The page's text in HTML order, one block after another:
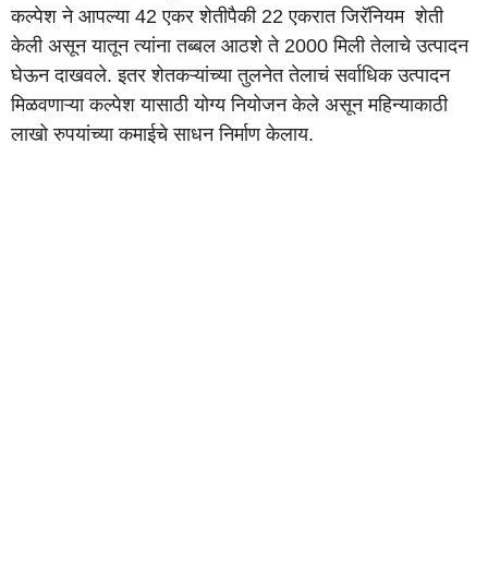
कल्पेश ने आपल्या 42 एकर शेतीपैकी 22 एकरात जिरॅनियम शेती
केली असून यातून त्यांना तब्बल आठशे ते 2000 मिली तेलाचे उत्पादन
घेऊन दाखवले. इतर शेतकऱ्यांच्या तुलनेत तेलाचं सर्वाधिक उत्पादन
मिळवणाऱ्या कल्पेश यासाठी योग्य नियोजन केले असून महिन्याकाठी
लाखो रुपयांच्या कमाईचे साधन निर्माण केलाय.